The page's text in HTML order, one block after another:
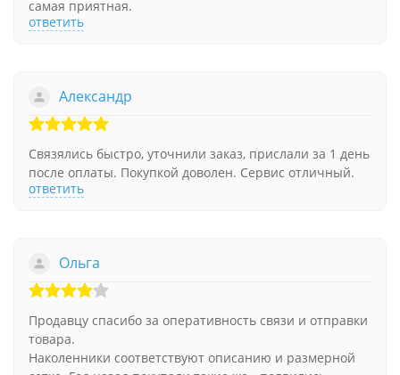
самая приятная.
ответить
Александр
Связялись быстро, уточнили заказ, прислали за 1 день
после оплаты. Покупкой доволен. Сервис отличный.
ответить
Ольга
Продавцу спасибо за оперативность связи и отправки
товара.
Наколенники соответствуют описанию и размерной